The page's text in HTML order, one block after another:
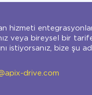
hizmeti
veya bireysel bir tarife
istiyorsanız, bize şu
drive.com